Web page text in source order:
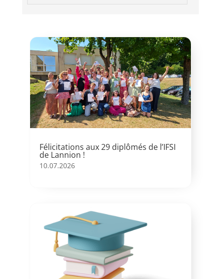
Félicitations aux 29 diplômés de l’IFSI
de Lannion !
10.07.2026